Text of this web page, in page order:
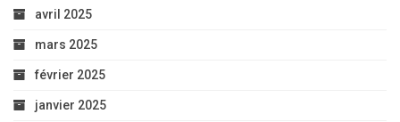
avril 2025
mars 2025
février 2025
janvier 2025